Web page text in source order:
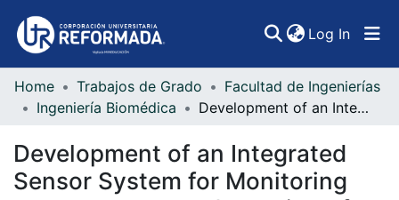
Log In
Communities & Collections
Statistics
Home Trabajos de Grado
Facultad de Ingenierías
Ingeniería Biomédica
Development of an Integrated Sensor System for Monitoring Temperature and Operation of Refrigeration Equipment in Blood Bank, Laboratory, and Pharmacy Services, with a Web Interface for Data Visualization
Development of an Integrated
Sensor System for Monitoring